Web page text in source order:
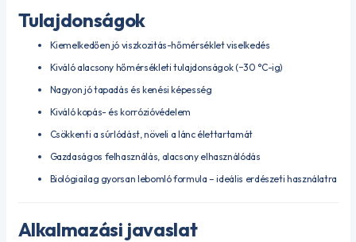
Tulajdonságok
Kiemelkedően jó viszkozitás-hőmérséklet viselkedés
Kiváló alacsony hőmérsékleti tulajdonságok (−30 °C-ig)
Nagyon jó tapadás és kenési képesség
Kiváló kopás- és korrózióvédelem
Csökkenti a súrlódást, növeli a lánc élettartamát
Gazdaságos felhasználás, alacsony elhasználódás
Biológiailag gyorsan lebomló formula – ideális erdészeti használatra
Alkalmazási javaslat